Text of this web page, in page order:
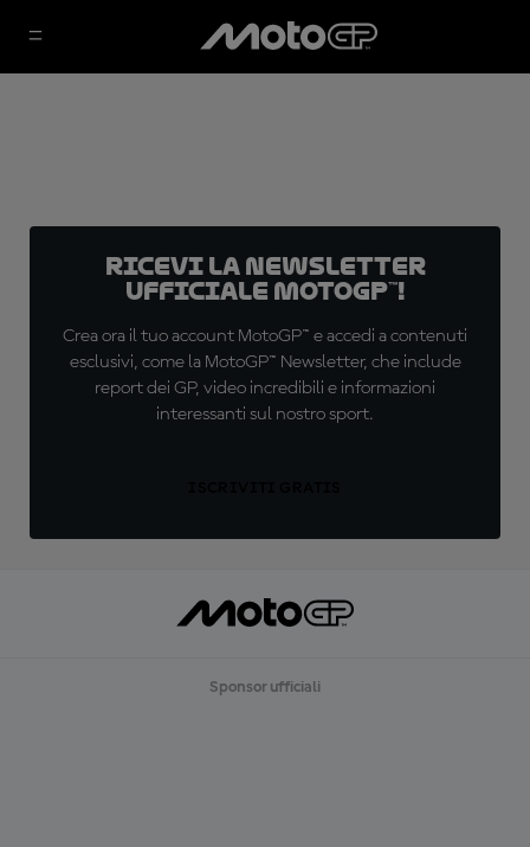
Ricevi la newsletter
ufficiale MotoGP™!
Crea ora il tuo account MotoGP™ e accedi a contenuti
esclusivi, come la MotoGP™ Newsletter, che include
report dei GP, video incredibili e informazioni
interessanti sul nostro sport.
Sponsor ufficiali